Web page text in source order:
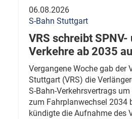
06.08.2026
S-Bahn Stuttgart
VRS schreibt SPNV-
Verkehre ab 2035
Vergangene Woche gab der
Stuttgart (VRS) die
S-Bahn-Verkehrsvertrags
zum Fahrplanwechsel 2034
kündigte die Aufnahme des